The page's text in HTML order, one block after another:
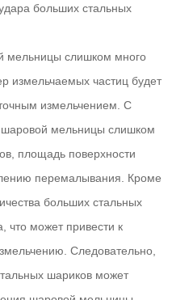
больших стальных
мельницы слишком много
измельчаемых частиц будет
измельчением. С
шаровой мельницы слишком
площадь поверхности
перемалывания. Кроме
больших стальных
что может привести к
Следовательно,
шариков может